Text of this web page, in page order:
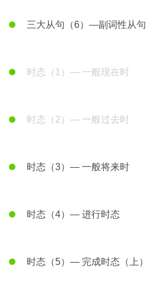
三大从句（6）—副词性从句
时态（1）— 一般现在时
时态（2）— 一般过去时
时态（3）— 一般将来时
时态（4）— 进行时态
时态（5）— 完成时态（上）